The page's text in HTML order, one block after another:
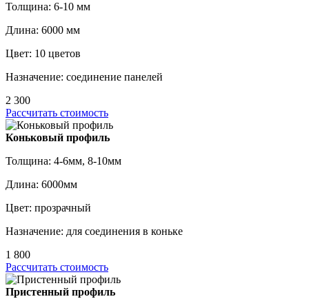
Толщина: 6-10 мм
Длина: 6000 мм
Цвет: 10 цветов
Назначение: соединение панелей
2 300
Рассчитать стоимость
Коньковый профиль
Толщина: 4-6мм, 8-10мм
Длина: 6000мм
Цвет: прозрачный
Назначение: для соединения в коньке
1 800
Рассчитать стоимость
Пристенный профиль